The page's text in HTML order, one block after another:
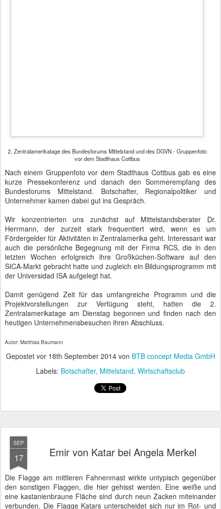
Unternehmer kamen dabei gut ins Gespräch.
Wir konzentrierten uns zunächst auf Mittelstandsberater Dr.
Fördergelder für Aktivitäten in Zentralamerika geht. Interessant war
auch die persönliche Begegnung mit der Firma RCS, die in den
letzten Wochen erfolgreich ihre Großküchen-Software auf den
SICA-Markt gebracht hatte und zugleich ein Bildungsprogramm mit
Damit genügend Zeit für das umfangreiche Programm und die
Projektvorstellungen zur Verfügung steht, hatten die 2.
Zentralamerikatage am Dienstag begonnen und finden nach den
heutigen Unternehmensbesuchen ihren Abschluss.
Autor: Matthias Baumann
Gepostet vor18th September 2014vonBTB concept Media GmbH
Labels:Botschafter Mittelstand Wirtschaftsclub
Emir von Katar bei Angela Merkel
verbunden. Die Flagge Katars unterscheidet sich nur im Rot- und
Braunton und der Anzahl der Zacken von der des Nachbarstaates
Bahrain, mit dem Katar auch sonst sehr eng verbunden ist.